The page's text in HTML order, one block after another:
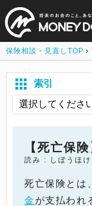
保険相談・見直しTOP
索引
【死亡保険
読み : しぼうほけ
死亡保険とは
金 が支払われ